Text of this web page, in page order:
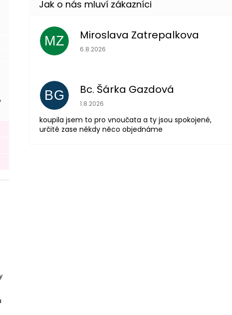
MZ Miroslava Zatrepalkova
Hodnocení obchodu je 5 z 5 hvězdiček.
6.8.2026
BG Bc. Šárka Gazdová
Hodnocení obchodu je 5 z 5 hvězdiček.
1.8.2026
koupila jsem to pro vnoučata a ty jsou spokojené,
určitě zase někdy něco objednáme